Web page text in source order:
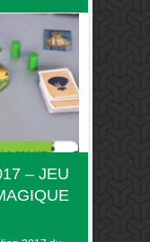
– JEU